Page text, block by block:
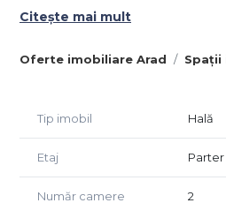
Oferte imobiliare Arad Spații
Imobilul are o suprafață
industriale. Hala beneficiază de
Dotări și beneficii:
suprafață hală: 1.354 mp;
înălțime aproximativ 8 m;
pod rulant;
Citește mai mult
Tip imobil Hală
Etaj Parter
Număr camere 2